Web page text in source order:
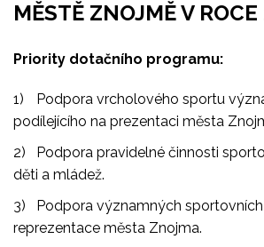
MĚSTĚ ZNOJMĚ V
Priority dotačního programu:
Podpora vrcholového sportu
podílejícího na prezentaci města
Podpora pravidelné činnosti
děti a mládež.
Podpora významných
reprezentace města Znojma.